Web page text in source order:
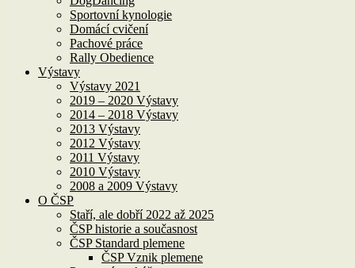
Sportovní kynologie
Domácí cvičení
Pachové práce
Rally Obedience
Výstavy
Výstavy 2021
2019 – 2020 Výstavy
2014 – 2018 Výstavy
2013 Výstavy
2012 Výstavy
2011 Výstavy
2010 Výstavy
2008 a 2009 Výstavy
O ČSP
Staří, ale dobří 2022 až 2025
ČSP historie a současnost
ČSP Standard plemene
ČSP Vznik plemene